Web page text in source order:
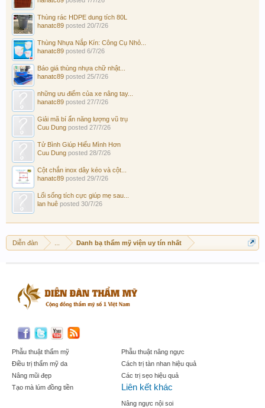
Thùng rác HDPE dung tích 80L
hanatc89 posted 20/7/26
Thùng Nhựa Nắp Kín: Công Cụ Nhỏ...
hanatc89 posted 6/7/26
Báo giá thùng nhựa chữ nhật...
hanatc89 posted 25/7/26
những ưu điểm của xe nâng tay...
hanatc89 posted 27/7/26
Giải mã bí ẩn năng lượng vũ trụ
Cuu Dung posted 27/7/26
Tử Bình Giúp Hiểu Mình Hơn
Cuu Dung posted 28/7/26
Cột chắn inox dây kéo và cột...
hanatc89 posted 29/7/26
Lối sống tích cực giúp mẹ sau...
lan huê posted 30/7/26
Diễn đàn Danh bạ thẩm mỹ viện uy tín nhất
Phẫu thuật thẩm mỹ
Điều trị thẩm mỹ da
Nâng mũi đẹp
Tạo mà lúm đồng tiền
Phẫu thuật nâng ngực
Cách trị tàn nhan hiệu quả
Các trị sẹo hiệu quả
Liên kết khác
Nâng ngực nội soi